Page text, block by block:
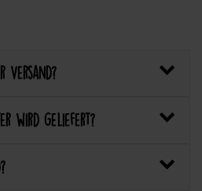
Versand?
wird geliefert?